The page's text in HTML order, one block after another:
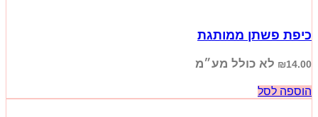
כיפת פשתן ממותגת
₪14.00 לא כולל מע״מ
הוספה לסל